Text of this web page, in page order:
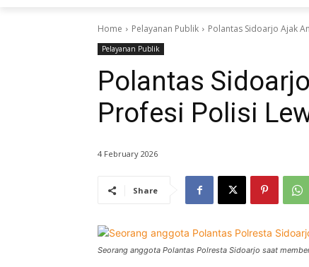
Home Pelayanan Publik Polantas Sidoarjo Ajak
Pelayanan Publik
Polantas
Profesi Polisi
4 February 2026
Share
Seorang anggota Polantas Polresta Sidoarjo saat